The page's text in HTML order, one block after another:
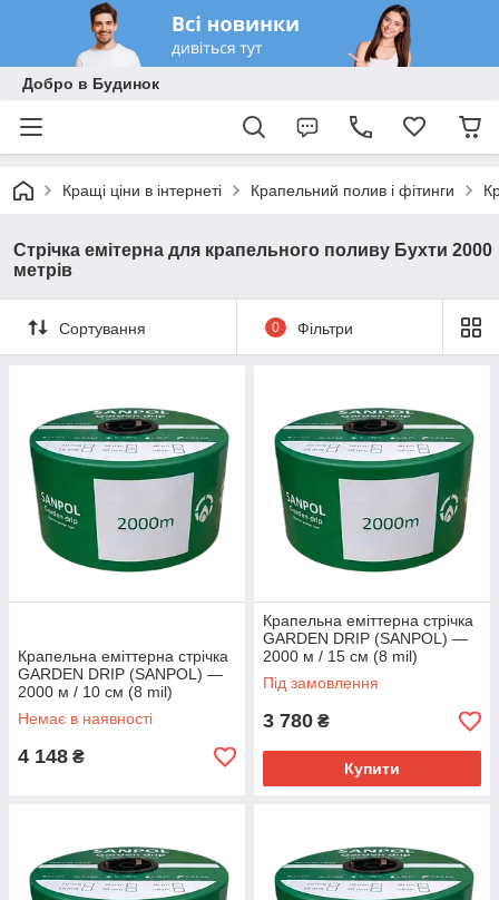
Добро в Будинок
Кращі ціни в інтернеті Крапельний полив і фітинги
Стрічка емітерна для крапельного поливу Бухти 2000
метрів
Сортування 0 Фільтри
Крапельна еміттерна стрічка
GARDEN DRIP (SANPOL) —
2000 м / 10 см (8 mil)
Немає в наявності
4 148 ₴
Крапельна еміттерна стрічка
GARDEN DRIP (SANPOL) —
2000 м / 15 см (8 mil)
Під замовлення
3 780 ₴
Купити